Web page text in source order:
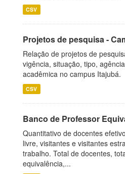
CSV
Projetos de pesquisa -
Relação de projetos de
vigência, situação, tipo,
acadêmica no campus Itajubá.
CSV
Banco de Professor
Quantitativo de docentes
livre, visitantes e visitantes
trabalho. Total de docentes,
equivalência,...